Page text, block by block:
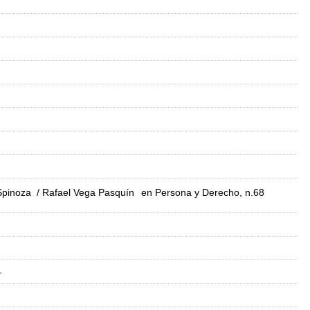
/ Rafael Vega Pasquín en Persona y Derecho, n.68